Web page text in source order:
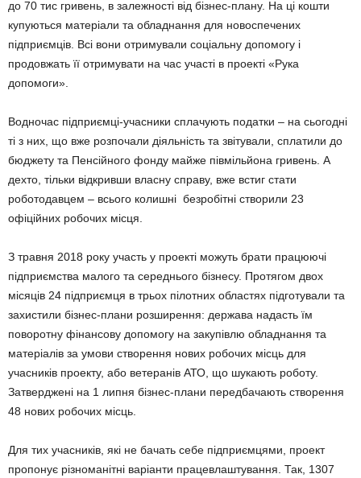
до 70 тис гривень, в залежності від бізнес-плану. На ці кошти
купуються матеріали та обладнання для новоспечених
підприємців. Всі вони отримували соціальну допомогу і
продовжать її отримувати на час участі в проекті «Рука
допомоги».
Водночас підприємці-учасники сплачують податки – на сьогодні
ті з них, що вже розпочали діяльність та звітували, сплатили до
бюджету та Пенсійного фонду майже півмільйона гривень. А
дехто, тільки відкривши власну справу, вже встиг стати
роботодавцем – всього колишні безробітні створили 23
офіційних робочих місця.
З травня 2018 року участь у проекті можуть брати працюючі
підприємства малого та середнього бізнесу. Протягом двох
місяців 24 підприємця в трьох пілотних областях підготували та
захистили бізнес-плани розширення: держава надасть їм
поворотну фінансову допомогу на закупівлю обладнання та
матеріалів за умови створення нових робочих місць для
учасників проекту, або ветеранів АТО, що шукають роботу.
Затверджені на 1 липня бізнес-плани передбачають створення
48 нових робочих місць.
Для тих учасників, які не бачать себе підприємцями, проект
пропонує різноманітні варіанти працевлаштування. Так, 1307